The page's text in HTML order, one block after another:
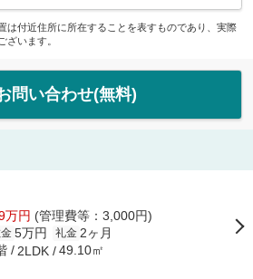
は付近住所に所在することを表すものであり、実際
ざいます。
問い合わせ(無料)
万円 (管理費等：3,000円)
5万円 礼金 2ヶ月
2LDK 49.10㎡